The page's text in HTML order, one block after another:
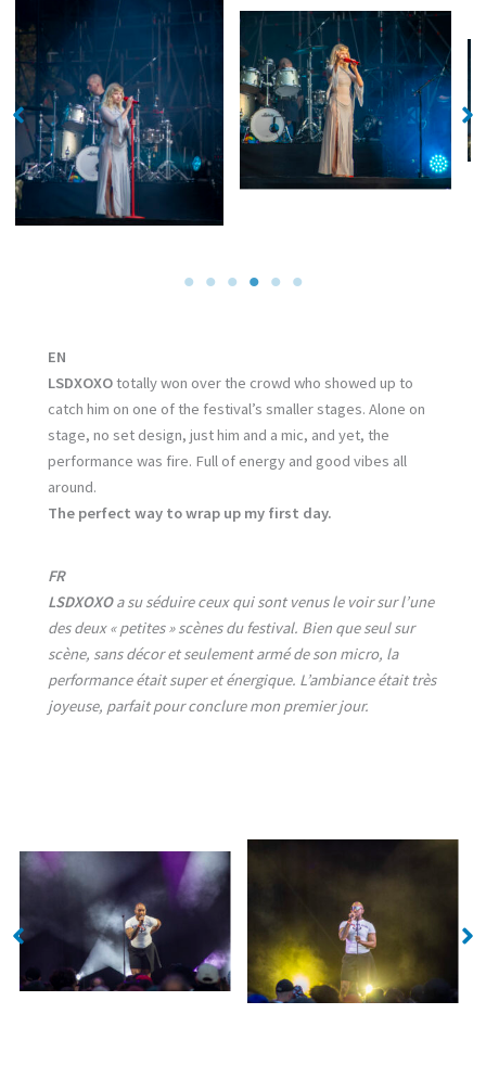
No Caption No Caption
EN
LSDXOXOtotally won over the crowd who showed up to
catch him on one of the festival’s smaller stages. Alone on
stage, no set design, just him and a mic, and yet, the
performance was fire. Full of energy and good vibes all
around.
The perfect way to wrap up my first day.
FR
LSDXOXOa su séduire ceux qui sont venus le voir sur l’une
des deux « petites » scènes du festival. Bien que seul sur
scène, sans décor et seulement armé de son micro, la
performance était super et énergique. L’ambiance était très
joyeuse, parfait pour conclure mon premier jour.
No Caption No Caption